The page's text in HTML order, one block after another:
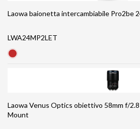
LWA24MP2LET
Laowa Venus Optics obiettivo 58mm f/2.8 2X Ultra Macro APO L
Mount